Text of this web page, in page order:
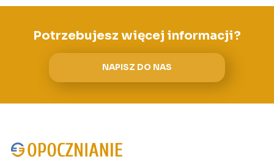
Potrzebujesz więcej informacji?
NAPISZ DO NAS